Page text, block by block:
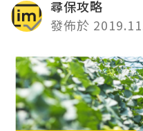
尋保攻略
發佈於